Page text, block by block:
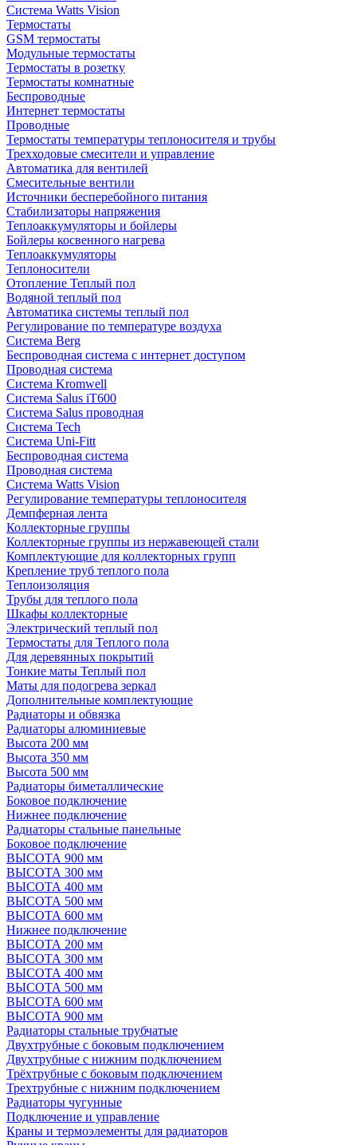
Система Watts Vision
Термостаты
GSM термостаты
Модульные термостаты
Термостаты в розетку
Термостаты комнатные
Беспроводные
Интернет термостаты
Проводные
Термостаты температуры теплоносителя и трубы
Трехходовые смесители и управление
Автоматика для вентилей
Смесительные вентили
Источники бесперебойного питания
Стабилизаторы напряжения
Теплоаккумуляторы и бойлеры
Бойлеры косвенного нагрева
Теплоаккумуляторы
Теплоносители
Отопление Теплый пол
Водяной теплый пол
Автоматика системы теплый пол
Регулирование по температуре воздуха
Система Berg
Беспроводная система с интернет доступом
Проводная система
Система Kromwell
Система Salus iT600
Система Salus проводная
Система Tech
Система Uni-Fitt
Беспроводная система
Проводная система
Система Watts Vision
Регулирование температуры теплоносителя
Демпферная лента
Коллекторные группы
Коллекторные группы из нержавеющей стали
Комплектующие для коллекторных групп
Крепление труб теплого пола
Теплоизоляция
Трубы для теплого пола
Шкафы коллекторные
Электрический теплый пол
Термостаты для Теплого пола
Для деревянных покрытий
Тонкие маты Теплый пол
Маты для подогрева зеркал
Дополнительные комплектующие
Радиаторы и обвязка
Радиаторы алюминиевые
Высота 200 мм
Высота 350 мм
Высота 500 мм
Радиаторы биметаллические
Боковое подключение
Нижнее подключение
Радиаторы стальные панельные
Боковое подключение
ВЫСОТА 900 мм
ВЫСОТА 300 мм
ВЫСОТА 400 мм
ВЫСОТА 500 мм
ВЫСОТА 600 мм
Нижнее подключение
ВЫСОТА 200 мм
ВЫСОТА 300 мм
ВЫСОТА 400 мм
ВЫСОТА 500 мм
ВЫСОТА 600 мм
ВЫСОТА 900 мм
Радиаторы стальные трубчатые
Двухтрубные с боковым подключением
Двухтрубные с нижним подключением
Трёхтрубные с боковым подключением
Трехтрубные с нижним подключением
Радиаторы чугунные
Подключение и управление
Краны и термоэлементы для радиаторов